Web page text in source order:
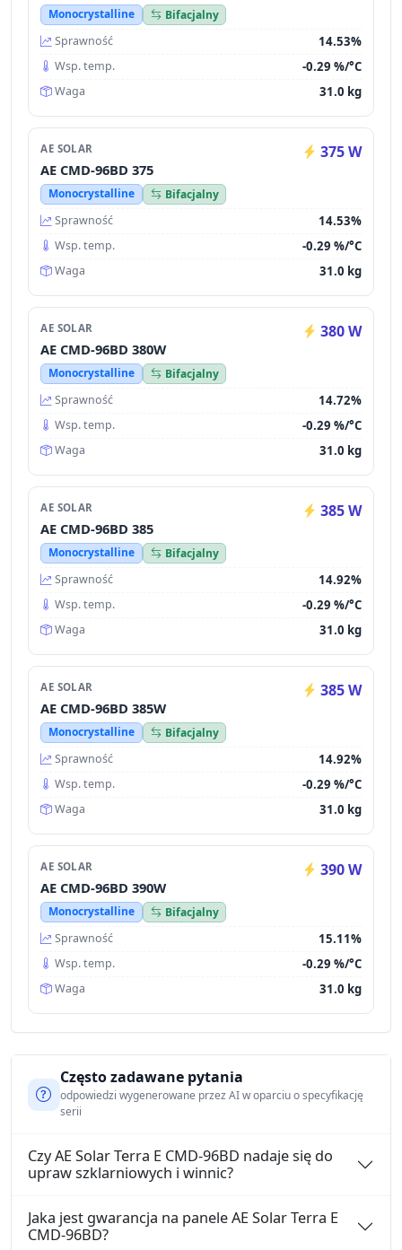
Monocrystalline
Bifacjalny
Sprawność
14.53%
Wsp. temp. -0.29 %/°C
Waga 31.0 kg
AE SOLAR 375 W
AE CMD-96BD 375
Monocrystalline
Bifacjalny
Sprawność
14.53%
Wsp. temp. -0.29 %/°C
Waga 31.0 kg
AE SOLAR 380 W
AE CMD-96BD 380W
Monocrystalline
Bifacjalny
Sprawność
14.72%
Wsp. temp. -0.29 %/°C
Waga 31.0 kg
AE SOLAR 385 W
AE CMD-96BD 385
Monocrystalline
Bifacjalny
Sprawność
14.92%
Wsp. temp. -0.29 %/°C
Waga 31.0 kg
AE SOLAR 385 W
AE CMD-96BD 385W
Monocrystalline
Bifacjalny
Sprawność
14.92%
Wsp. temp. -0.29 %/°C
Waga 31.0 kg
AE SOLAR 390 W
AE CMD-96BD 390W
Monocrystalline
Bifacjalny
Sprawność
15.11%
Wsp. temp. -0.29 %/°C
Waga 31.0 kg
Często zadawane pytania
odpowiedzi wygenerowane przez AI w oparciu o specyfikację
serii
Czy AE Solar Terra E CMD-96BD nadaje się do
upraw szklarniowych i winnic?
Jaka jest gwarancja na panele AE Solar Terra E
CMD-96BD?